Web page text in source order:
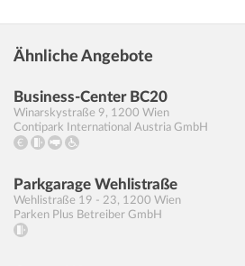
Ähnliche Angebote
Business-Center BC20
Winarskystraße 9, 1200 Wien
Contipark International Austria GmbH
Parkgarage Wehlistraße
Wehlistraße 19 - 23, 1200 Wien
Parken Plus Betreiber GmbH